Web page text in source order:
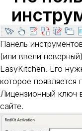
Панель
(или ввели
EasyKitchen. Его
которое появляется
Лицензионный ключ
сайте.